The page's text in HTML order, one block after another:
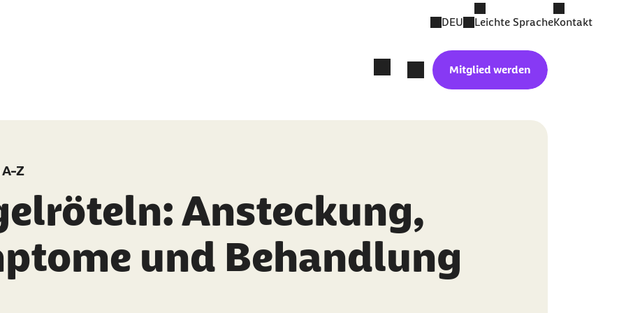
DEU Leichte SpracheKontakt
Mitglied werden
Z
Ansteckung,
und Behandlung